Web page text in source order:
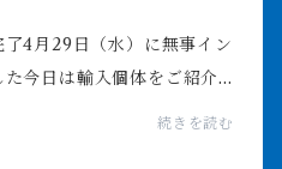
4月29日（水）に無事イン
今日は輸入個体をご紹介
ますのでグリーンFゴール
続きを読む